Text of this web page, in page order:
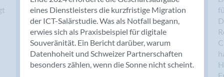
Benken (SG)
Bergdietikon
Berlin
Bern
Bern - Liebefeld
eines Dienstleisters die kurzfristige Migration
der ICT-Salärstudie. Was als Notfall begann,
erwies sich als Praxisbeispiel für digitale
Souveränität. Ein Bericht darüber, warum
Datenhoheit und Schweizer Partnerschaften
besonders zählen, wenn die Sonne nicht scheint.